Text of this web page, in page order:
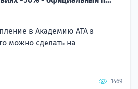
в Академию ATA в
можно сделать на
1469